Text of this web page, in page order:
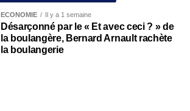
ECONOMIE Il y a 1 semaine
Désarçonné par le « Et avec ceci ? » de
la boulangère, Bernard Arnault rachète
la boulangerie